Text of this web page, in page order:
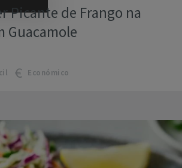
Picante de Frango na
Guacamole
Económico